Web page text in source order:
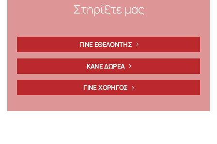
Στηρίξτε μας
ΓΙΝΕ ΕΘΕΛΟΝΤΗΣ
ΚΑΝΕ ΔΩΡΕΑ
ΓΙΝΕ ΧΟΡΗΓΟΣ